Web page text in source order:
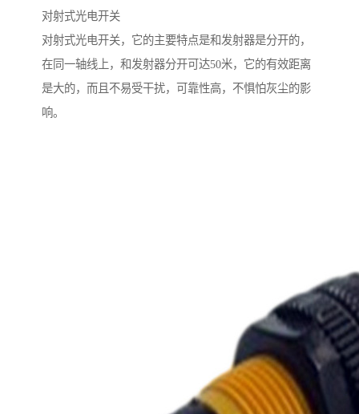
对射式光电开关
对射式光电开关，它的主要特点是和发射器是分开的，
在同一轴线上，和发射器分开可达50米，它的有效距离
是大的，而且不易受干扰，可靠性高，不惧怕灰尘的影
响。